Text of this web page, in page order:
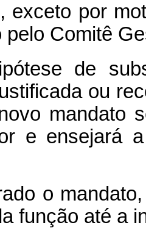
exceto por
pelo Comitê
de
ou
mandato
e ensejará
o
função até a